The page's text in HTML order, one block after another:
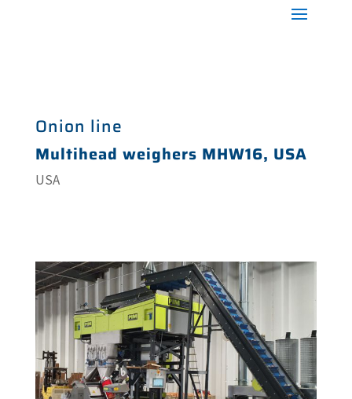
Onion line
Multihead weighers MHW16, USA
USA